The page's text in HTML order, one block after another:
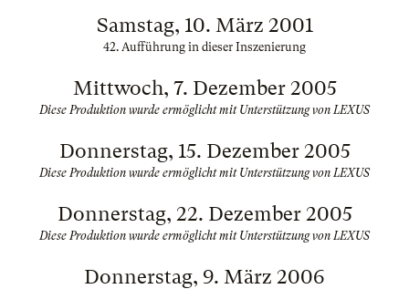
Samstag, 10. März 2001
42. Aufführung in dieser Inszenierung
Mittwoch, 7. Dezember 2005
Diese Produktion wurde ermöglicht mit Unterstützung von LEXUS
Donnerstag, 15. Dezember 2005
Diese Produktion wurde ermöglicht mit Unterstützung von LEXUS
Donnerstag, 22. Dezember 2005
Diese Produktion wurde ermöglicht mit Unterstützung von LEXUS
Donnerstag, 9. März 2006